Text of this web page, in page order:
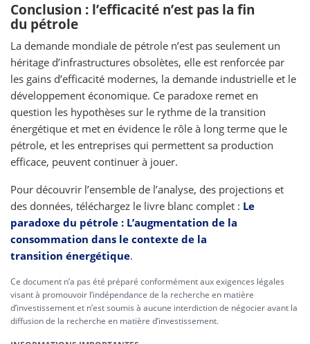
Conclusion : l’efficacité n’est pas la fin
du pétrole
La demande mondiale de pétrole n’est pas seulement un
héritage d’infrastructures obsolètes, elle est renforcée par
les gains d’efficacité modernes, la demande industrielle et le
développement économique. Ce paradoxe remet en
question les hypothèses sur le rythme de la transition
énergétique et met en évidence le rôle à long terme que le
pétrole, et les entreprises qui permettent sa production
efficace, peuvent continuer à jouer.
Pour découvrir l’ensemble de l’analyse, des projections et
des données, téléchargez le livre blanc complet : Le
paradoxe du pétrole : L’augmentation de la
consommation dans le contexte de la
transition énergétique.
Ce document n’a pas été préparé conformément aux exigences légales
visant à promouvoir l’indépendance de la recherche en matière
d’investissement et n’est soumis à aucune interdiction de négocier avant la
diffusion de la recherche en matière d’investissement.